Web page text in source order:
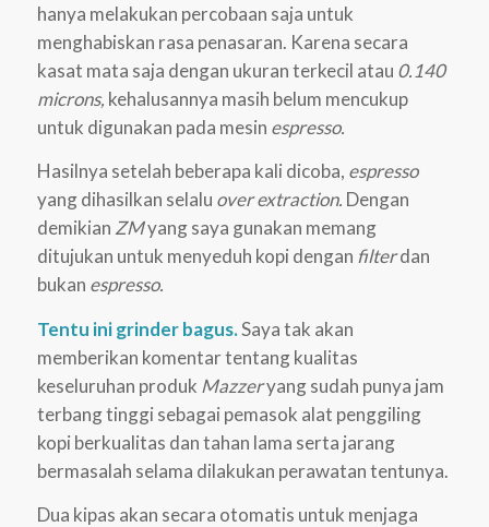
hanya melakukan percobaan saja untuk
menghabiskan rasa penasaran. Karena secara
kasat mata saja dengan ukuran terkecil atau 0.140
microns, kehalusannya masih belum mencukup
untuk digunakan pada mesin espresso.
Hasilnya setelah beberapa kali dicoba, espresso
yang dihasilkan selalu over extraction. Dengan
demikian ZMyang saya gunakan memang
ditujukan untuk menyeduh kopi dengan filterdan
bukan espresso.
Tentu ini grinder bagus.Saya tak akan
memberikan komentar tentang kualitas
keseluruhan produk Mazzeryang sudah punya jam
terbang tinggi sebagai pemasok alat penggiling
kopi berkualitas dan tahan lama serta jarang
bermasalah selama dilakukan perawatan tentunya.
Dua kipas akan secara otomatis untuk menjaga